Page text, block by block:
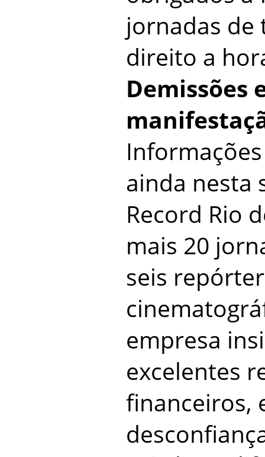
jornadas de
direito a
Demissões
ainda nesta
Record Rio
mais 20
seis
empresa
excelentes
financeiros,